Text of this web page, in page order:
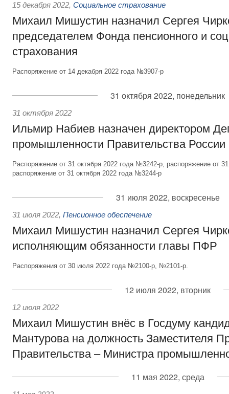
15 декабря 2022, Социальное страхование
Михаил Мишустин назначил Сергея
председателем Фонда пенсионного и
страхования
Распоряжение от 14 декабря 2022 года №3907-р
31 октября 2022, понедельник
31 октября 2022
Ильмир Набиев назначен директором
промышленности Правительства России
Распоряжение от 31 октября 2022 года №3242-р, распоряжение от
распоряжение от 31 октября 2022 года №3244-р
31 июля 2022, воскресенье
31 июля 2022, Пенсионное обеспечение
Михаил Мишустин назначил Сергея
исполняющим обязанности главы ПФР
Распоряжения от 30 июля 2022 года №2100-р, №2101-р.
12 июля 2022, вторник
12 июля 2022
Михаил Мишустин внёс в Госдуму
Мантурова на должность Заместителя
Правительства – Министра
11 мая 2022, среда